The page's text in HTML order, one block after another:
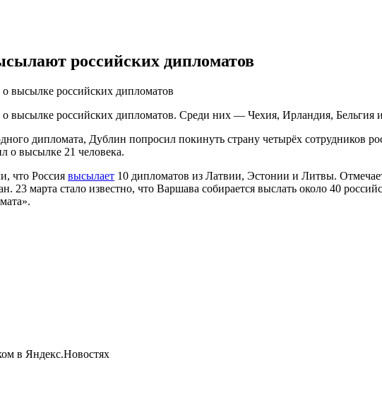
российских дипломатов
высылке российских дипломатов
о высылке российских дипломатов. Среди них — Чехия, Ирландия,
дипломата, Дублин попросил покинуть страну четырёх сотрудников
о высылке 21 человека.
что Россия высылает 10 дипломатов из Латвии, Эстонии и Литвы.
23 марта стало известно, что Варшава собирается выслать около 40
в Яндекс.Новостях